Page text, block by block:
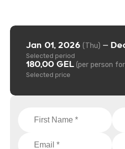
Jan 01, 2026 (Thu) —
Selected period
180,00 GEL (per person
Selected price